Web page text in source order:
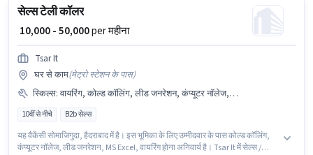
सेल्स टेली कॉलर
₹ 10,000 - 50,000per महीना
Tsar It
घर से काम(मेट्रो स्टेशन के पास)
स्किल्स: वायरिंग, कोल्ड कॉलिंग, लीड जनरेशन, कंप्यूटर नॉलेज, MS Excel
10वीं से नीचे B2b सेल्स
यह वैकेंसी सोमाजिगुदा, हैदराबाद में है। इस भूमिका के लिए उम्मीदवार के पास कोल्ड कॉलिंग,
कंप्यूटर नॉलेज, लीड जनरेशन, MS Excel, वायरिंग होना अनिवार्य है। Tsar It में सेल्स /